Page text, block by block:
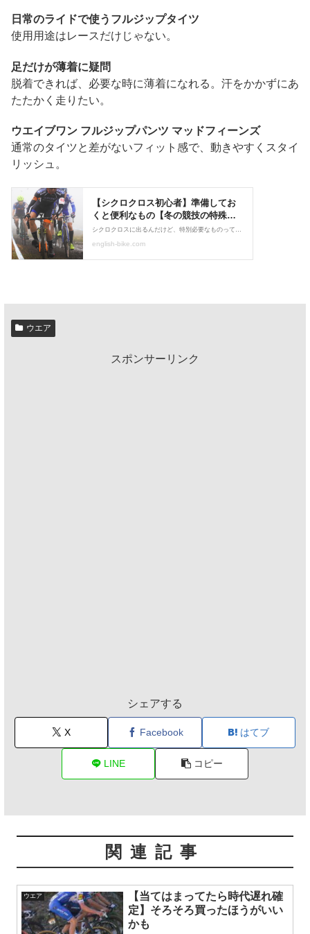
日常のライドで使うフルジップタイツ
使用用途はレースだけじゃない。
足だけが薄着に疑問
脱着できれば、必要な時に薄着になれる。汗をかかずにあ
たたかく走りたい。
ウエイブワン フルジップパンツ マッドフィーンズ
通常のタイツと差がないフィット感で、動きやすくスタイ
リッシュ。
ウエア
スポンサーリンク
シェアする
X Facebook はてブ
LINE コピー
関連記事
ウエア
【当てはまってたら時代遅れ確
定】そろそろ買ったほうがいい
かも